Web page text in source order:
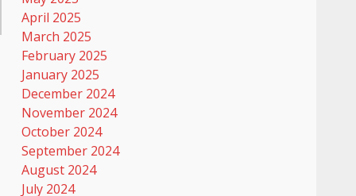
April 2025
March 2025
February 2025
January 2025
December 2024
November 2024
October 2024
September 2024
August 2024
July 2024